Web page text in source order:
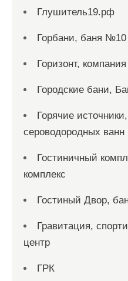
Глушитель19.рф
Горбани, баня №10
Горизонт, компания
Городские бани,
Горячие
сероводородных ванн
Гостиничный
комплекс
Гостиный Двор,
Гравитация,
центр
ГРК